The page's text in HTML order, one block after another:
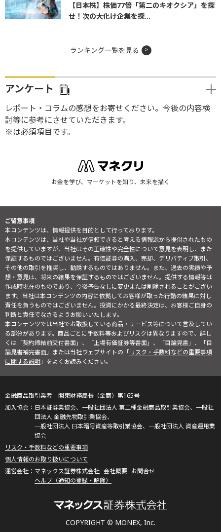
【日本株】株価77倍「第二のキオクシア」を探
せ！次の大化け企業を探...
ランキング一覧を見る
アンケート
レポート・コラムの感想をお寄せください。今後の内容検
討等に参考にさせていただきます。
※は必須項目です。
お金を学び、マーケットを知り、未来を描く
ご留意事項
本コンテンツは、情報提供を目的として行っております。
本コンテンツは、当社や当社が信頼できると考える情報源から提供されたもの
を提供していますが、当社はその正確性や完全性について意見を表明し、また
保証するものではございません。有価証券の購入、売却、デリバティブ取引、
その他の取引を推奨し、勧誘するものではありません。また、過去の実績や予
想・意見は、将来の結果を保証するものではございません。提供する情報等は
作成時現在のものであり、今後予告なしに変更または削除されることがござい
ます。当社は本コンテンツの内容に依拠してお客様が取った行動の結果に対し
責任を負うものではございません。投資にかかる最終決定は、お客様ご自身の
判断と責任でなさるようお願いいたします。
本コンテンツでは当社でお取扱している商品・サービス等について言及してい
る部分があります。商品ごとに手数料等およびリスクは異なりますので、詳し
くは「契約締結前交付書面」、「上場有価証券等書面」、「目論見書」、「目
論見書補完書面」または当社ウェブサイトの「リスク・手数料などの重要事項
に関する説明」をよくお読みください。
COPYRIGHT © MONEX, Inc.
金融商品取引業者 関東財務局長（金商）第165号
日本証券業協会、一般社団法人 第二種金融商品取引業協会、一般社
団法人 金融先物取引業協会、
一般社団法人 日本暗号資産等取引業協会、一般社団法人 資産運用業
協会
リスク・手数料などの重要事項
個人情報のお取り扱いについて
マネックス証券株式会社 会社概要 お問合せ
ヘルプ（通知の登録・解除）